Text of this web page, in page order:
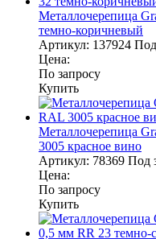
Металлочерепица
темно-коричневый
Артикул: 137924 Под
Цена:
По запросу
Купить
Металлочерепица
3005 красное вино
Артикул: 78369 Под
Цена:
По запросу
Купить